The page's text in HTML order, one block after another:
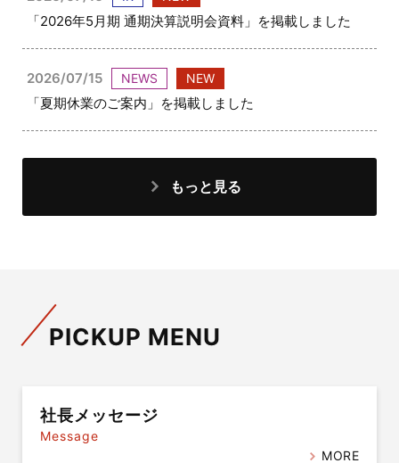
「2026年5月期 通期決算説明会資料」を掲載しました
2026/07/15 NEWS NEW
「夏期休業のご案内」を掲載しました
もっと見る
PICKUP MENU
社長メッセージ
Message
MORE